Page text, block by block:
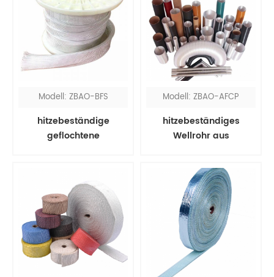
Modell: ZBAO-BFS
hitzebeständige
geflochtene
Modell: ZBAO-AFCP
hitzebeständiges
Wellrohr aus